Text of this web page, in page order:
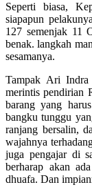
Seperti biasa,
siapapun
127 semenjak 11
benak. langkah
sesamanya.
Tampak Ari
merintis pendirian
barang yang
bangku tunggu
ranjang bersalin,
wajahnya
juga pengajar di
berharap akan
dhuafa. Dan